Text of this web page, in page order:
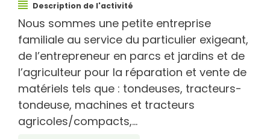
Description de l'activité
Nous sommes une petite entreprise
familiale au service du particulier exigeant,
de l’entrepreneur en parcs et jardins et de
l’agriculteur pour la réparation et vente de
matériels tels que : tondeuses, tracteurs-
tondeuse, machines et tracteurs
agricoles/compacts,...